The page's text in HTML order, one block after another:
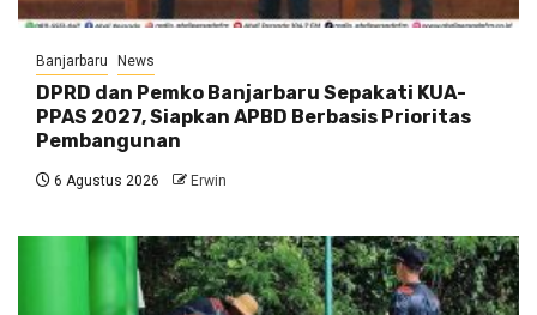
Banjarbaru News
DPRD dan Pemko Banjarbaru Sepakati KUA-
PPAS 2027, Siapkan APBD Berbasis Prioritas
Pembangunan
6 Agustus 2026 Erwin